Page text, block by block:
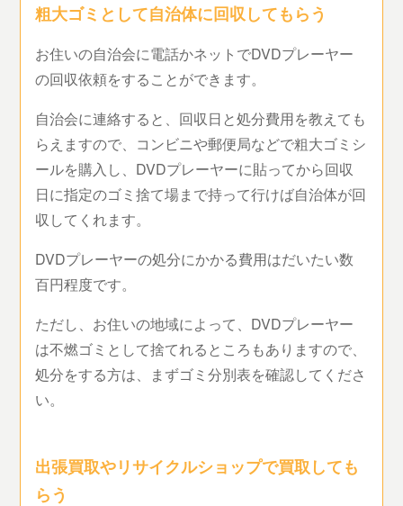
粗大ゴミとして自治体に回収してもらう
お住いの自治会に電話かネットでDVDプレーヤー
の回収依頼をすることができます。
自治会に連絡すると、回収日と処分費用を教えても
らえますので、コンビニや郵便局などで粗大ゴミシ
ールを購入し、DVDプレーヤーに貼ってから回収
日に指定のゴミ捨て場まで持って行けば自治体が回
収してくれます。
DVDプレーヤーの処分にかかる費用はだいたい数
百円程度です。
ただし、お住いの地域によって、DVDプレーヤー
は不燃ゴミとして捨てれるところもありますので、
処分をする方は、まずゴミ分別表を確認してくださ
い。
出張買取やリサイクルショップで買取しても
らう